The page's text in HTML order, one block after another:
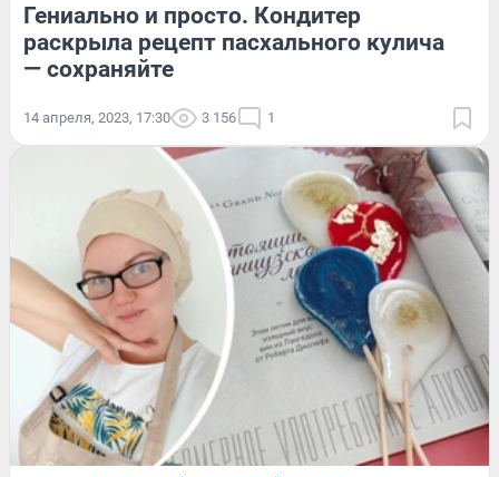
Гениально и просто. Кондитер
раскрыла рецепт пасхального кулича
— сохраняйте
14 апреля, 2023, 17:30 3 156 1